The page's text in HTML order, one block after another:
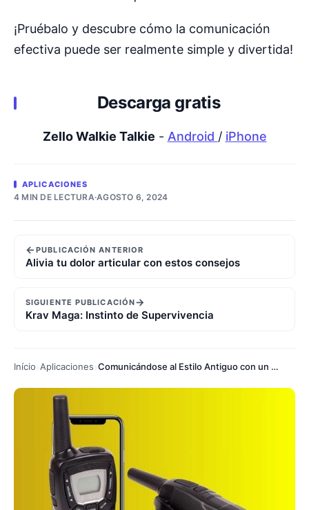
¡Pruébalo y descubre cómo la comunicación
efectiva puede ser realmente simple y divertida!
Descarga gratis
Zello Walkie Talkie - Android / iPhone
APLICACIONES
4 MIN DE LECTURA·AGOSTO 6, 2024
←PUBLICACIÓN ANTERIOR
Alivia tu dolor articular con estos consejos
SIGUIENTE PUBLICACIÓN→
Krav Maga: Instinto de Supervivencia
Início Aplicaciones Comunicándose al Estilo Antiguo con un Toque Moderno